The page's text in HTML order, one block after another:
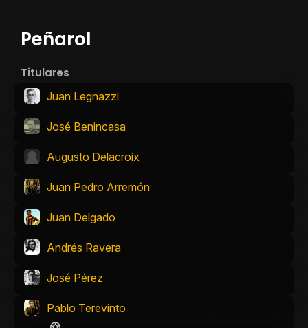
Peñarol
Titulares
Juan Legnazzi
José Benincasa
Augusto Delacroix
Juan Pedro Arremón
Juan Delgado
Andrés Ravera
José Pérez
Pablo Terevinto